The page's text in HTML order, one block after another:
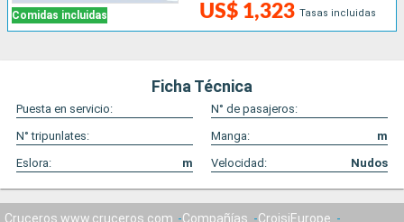
Comidas incluidas US$ 1,323 Tasas incluidas
Ficha Técnica
Puesta en servicio:
N° de pasajeros:
N° tripunlates:
Manga:
m
Eslora:
m Velocidad: Nudos
Cruceros www.cruceros.com Compañías
CroisiEurope